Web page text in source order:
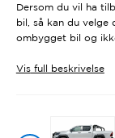
Dersom du vil ha
bil, så kan du velge
ombygget bil og
Vis full beskrivelse